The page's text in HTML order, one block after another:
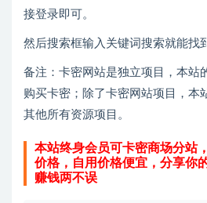
接登录即可。
然后搜索框输入关键词搜索就能找
备注：卡密网站是独立项目，本站
购买卡密；除了卡密网站项目，本
其他所有资源项目。
本站终身会员可卡密商场分站
价格，自用价格便宜，分享你
赚钱两不误